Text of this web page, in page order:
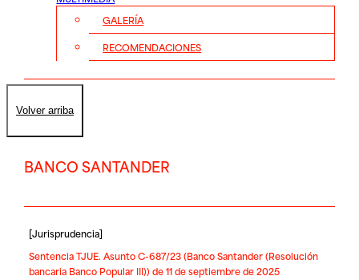
GALERÍA
RECOMENDACIONES
Volver arriba
BANCO SANTANDER
[Jurisprudencia]
Sentencia TJUE. Asunto C-687/23 (Banco Santander (Resolución
bancaria Banco Popular III)) de 11 de septiembre de 2025